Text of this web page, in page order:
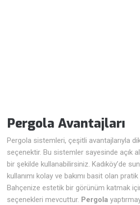
Pergola Avantajları
Pergola sistemleri, çeşitli avantajlarıyla
seçenektir. Bu sistemler sayesinde açık
bir şekilde kullanabilirsiniz. Kadıköy’de
kullanımı kolay ve bakımı basit olan
Bahçenize estetik bir görünüm katmak
seçenekleri mevcuttur. Pergola